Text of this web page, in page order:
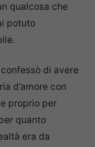
qualcosa che
potuto
di avere
d’amore con
proprio per
quanto
era da